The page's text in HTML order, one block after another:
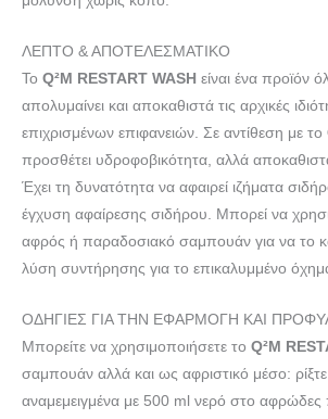
ΛΕΠΤΟ & ΑΠΟΤΕΛΕΣΜΑΤΙΚΟ
Το Q²M RESTART WASH είναι ένα προϊόν
απολυμαίνει και αποκαθιστά τις αρχικές
επιχρισμένων επιφανειών. Σε αντίθεση με το
προσθέτει υδροφοβικότητα, αλλά
Έχει τη δυνατότητα να αφαιρεί ιζήματα
έγχυση αφαίρεσης σιδήρου. Μπορεί να
αφρός ή παραδοσιακό σαμπουάν για να το
λύση συντήρησης για το επικαλυμμένο
ΟΔΗΓΙΕΣ ΓΙΑ ΤΗΝ ΕΦΑΡΜΟΓΗ ΚΑΙ
Μπορείτε να χρησιμοποιήσετε το Q²M
σαμπουάν αλλά και ως αφριστικό μέσο:
αναμεμειγμένα με 500 ml νερό στο αφρώδες